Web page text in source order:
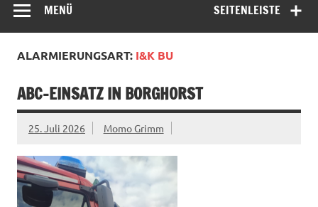
SEITENLEISTE
MENÜ
ALARMIERUNGSART: I&K BU
ABC-EINSATZ IN BORGHORST
25. Juli 2026 Momo Grimm